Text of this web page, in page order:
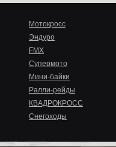
Мотокросс
Эндуро
FMX
Супермото
Мини-байки
Ралли-рейды
КВАДРОКРОСС
Снегоходы